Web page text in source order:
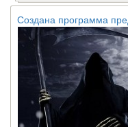
Создана программа